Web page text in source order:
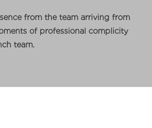
from the team arriving from
of professional complicity
team.